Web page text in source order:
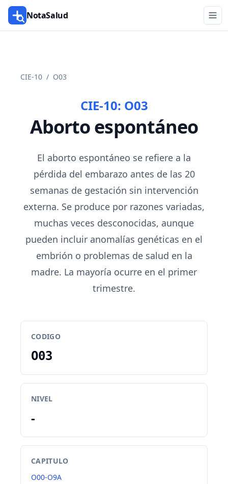
NotaSalud
CIE-10 / O03
CIE-10: O03
Aborto espontáneo
El aborto espontáneo se refiere a la
pérdida del embarazo antes de las 20
semanas de gestación sin intervención
externa. Se produce por razones variadas,
muchas veces desconocidas, aunque
pueden incluir anomalías genéticas en el
embrión o problemas de salud en la
madre. La mayoría ocurre en el primer
trimestre.
CODIGO
O03
NIVEL
-
CAPITULO
O00-O9A